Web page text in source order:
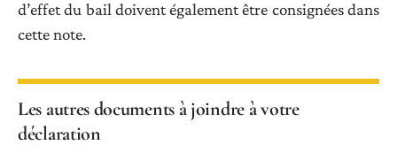
d’effet du bail doivent également être consignées dans
cette note.
Les autres documents à joindre à votre
déclaration